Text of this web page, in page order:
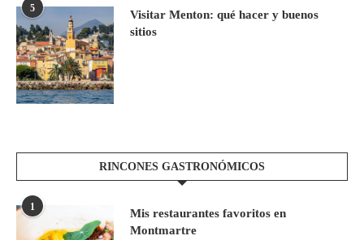
5
Visitar Menton: qué hacer y buenos
sitios
RINCONES GASTRONÓMICOS
1
Mis restaurantes favoritos en
Montmartre